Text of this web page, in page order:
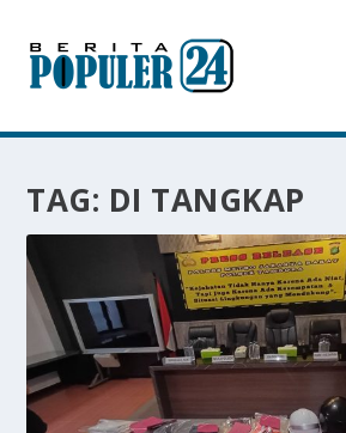
TAG: DI TANGKAP